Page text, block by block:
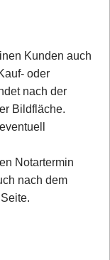
Kunden auch
oder
nach der
Bildfläche.
Notartermin
nach dem